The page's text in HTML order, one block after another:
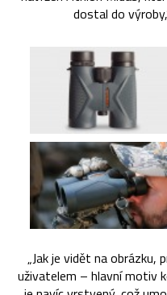
dostal do
„Jak je vidět na
uživatelem – hlavní motiv